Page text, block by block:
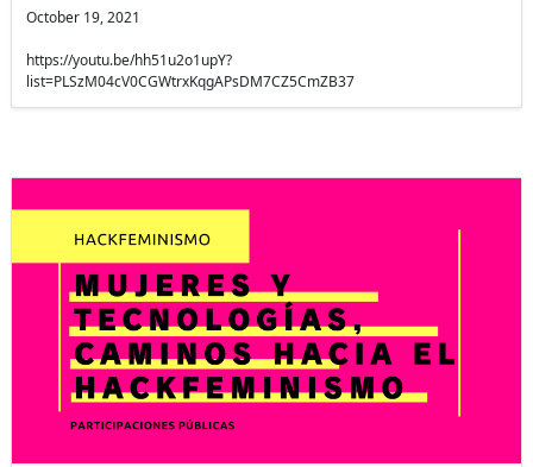
October 19, 2021
https://youtu.be/hh51u2o1upY?
list=PLSzM04cV0CGWtrxKqgAPsDM7CZ5CmZB37